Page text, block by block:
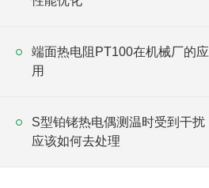
端面热电阻PT100在机械厂的应
用
S型铂铑热电偶测温时受到干扰
应该如何去处理